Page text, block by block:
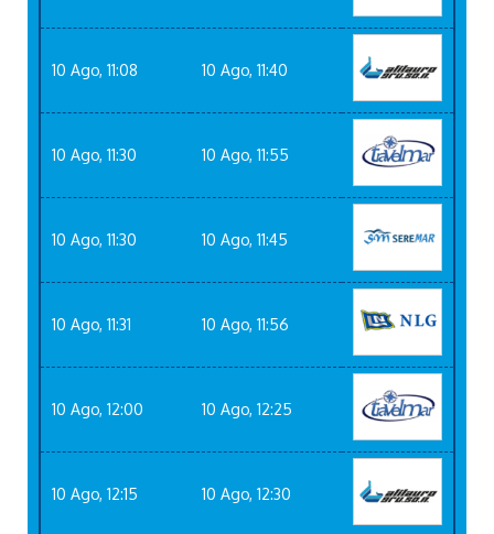
10 Ago, 11:08 10 Ago, 11:40
10 Ago, 11:30 10 Ago, 11:55
10 Ago, 11:30 10 Ago, 11:45
10 Ago, 11:31 10 Ago, 11:56
10 Ago, 12:00 10 Ago, 12:25
10 Ago, 12:15 10 Ago, 12:30